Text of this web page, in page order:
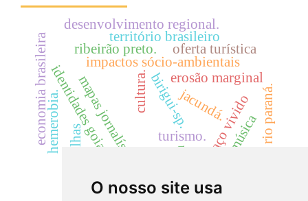
O nosso site usa
mapas jornalísticosbirigui-sp.
impactos sócio-ambientais
jacundá.
ribeirão preto.
espaço vivido
cultura.
território brasileiro
identidades goianas.
desenvolvimento regional.
economia brasileira turismo.
erosão marginal
trilhas
oferta turística
hemerobia. rio paraná.
música